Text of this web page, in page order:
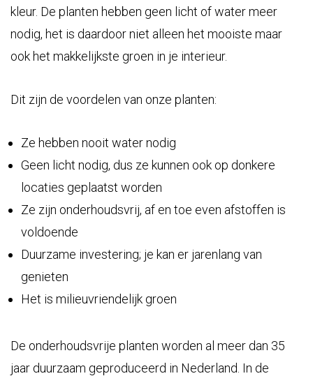
kleur. De planten hebben geen licht of water meer
nodig, het is daardoor niet alleen het mooiste maar
ook het makkelijkste groen in je interieur.
Dit zijn de voordelen van onze planten:
Ze hebben nooit water nodig
Geen licht nodig, dus ze kunnen ook op donkere
locaties geplaatst worden
Ze zijn onderhoudsvrij, af en toe even afstoffen is
voldoende
Duurzame investering; je kan er jarenlang van
genieten
Het is milieuvriendelijk groen
De onderhoudsvrije planten worden al meer dan 35
jaar duurzaam geproduceerd in Nederland. In de